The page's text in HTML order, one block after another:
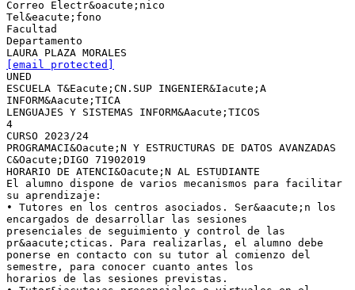
Correo Electr&oacute;nico
Tel&eacute;fono
Facultad
Departamento
[email protected]